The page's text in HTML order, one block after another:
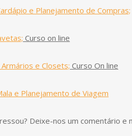
e Planejamento de Compras;
Curso on line
e Closets; Curso On line
e Planejamento de Viagem
Deixe-nos um comentário e